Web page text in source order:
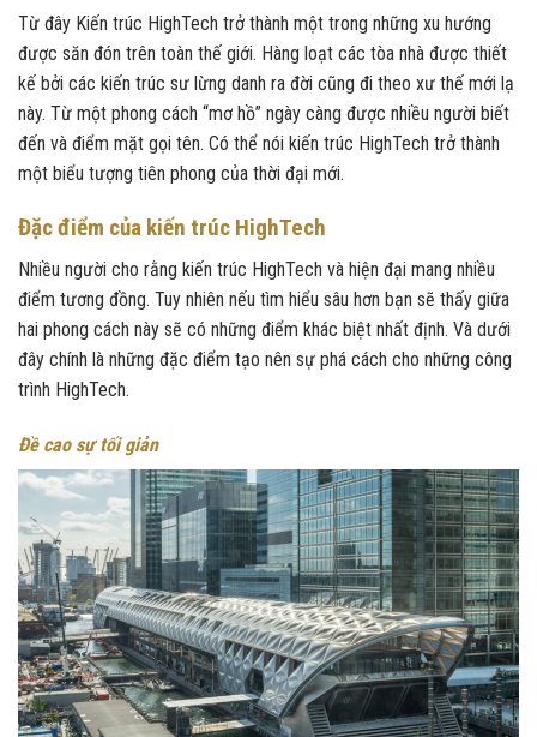
Từ đây Kiến trúc HighTech trở thành một trong những xu hướng
được săn đón trên toàn thế giới. Hàng loạt các tòa nhà được thiết
kế bởi các kiến trúc sư lừng danh ra đời cũng đi theo xư thế mới lạ
này. Từ một phong cách “mơ hồ” ngày càng được nhiều người biết
đến và điểm mặt gọi tên. Có thể nói kiến trúc HighTech trở thành
một biểu tượng tiên phong của thời đại mới.
Đặc điểm của kiến trúc HighTech
Nhiều người cho rằng kiến trúc HighTech và hiện đại mang nhiều
điểm tương đồng. Tuy nhiên nếu tìm hiểu sâu hơn bạn sẽ thấy giữa
hai phong cách này sẽ có những điểm khác biệt nhất định. Và dưới
đây chính là những đặc điểm tạo nên sự phá cách cho những công
trình HighTech.
Đề cao sự tối giản